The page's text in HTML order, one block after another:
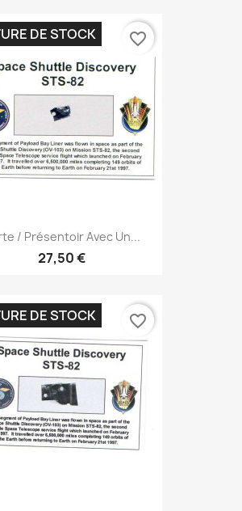
/ Présentoir Avec Un...
27,50 €
DE STOCK favorite_border
DE STOCK favorite_border